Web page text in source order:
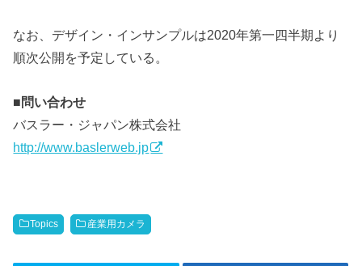
なお、デザイン・インサンプルは2020年第一四半期より
順次公開を予定している。
■問い合わせ
バスラー・ジャパン株式会社
http://www.baslerweb.jp
Topics 産業用カメラ